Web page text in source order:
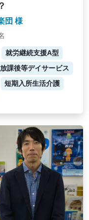
団 様
就労継続支援A型
放課後等デイサービス
短期入所生活介護